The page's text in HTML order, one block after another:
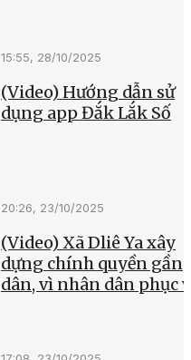
15:55, 28/10/2025
(Video) Hướng dẫn sử
dụng app Đắk Lắk Số
20:26, 23/10/2025
(Video) Xã Dliê Ya xây
dựng chính quyền gần
dân, vì nhân dân phục